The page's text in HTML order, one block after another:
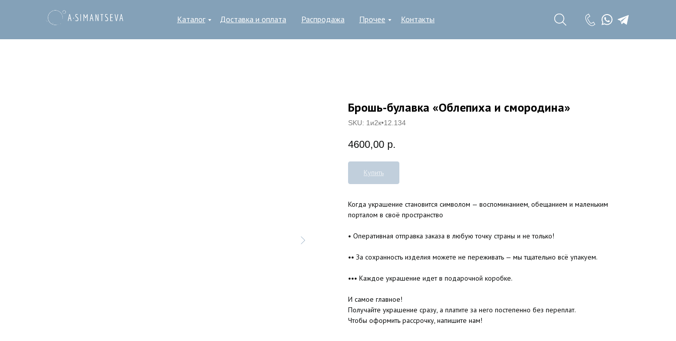
Каталог Контакты
Доставка и оплата Прочее
Распродажа
Брошь-булавка «Облепиха и смородина»
SKU: 1и2к•12.134
4600,00 р.
Купить
Когда украшение становится символом — воспоминанием, обещанием и маленьким
порталом в своё пространство
• Оперативная отправка заказа в любую точку страны и не только!
•• За сохранность изделия можете не переживать — мы тщательно всё упакуем.
••• Каждое украшение идет в подарочной коробке.
И самое главное!
Получайте украшение сразу, а платите за него постепенно без переплат.
Чтобы оформить рассрочку, напишите нам!